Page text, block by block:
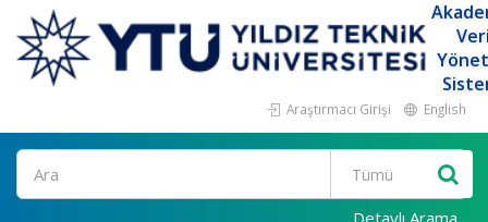
Araştırmacı Girişi English
Ara
Detaylı Arama